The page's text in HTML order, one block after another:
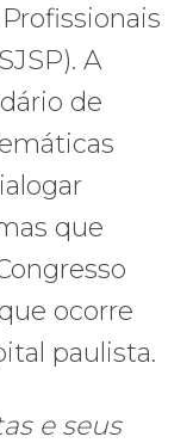
A
de
que
ocorre
paulista.
e seus